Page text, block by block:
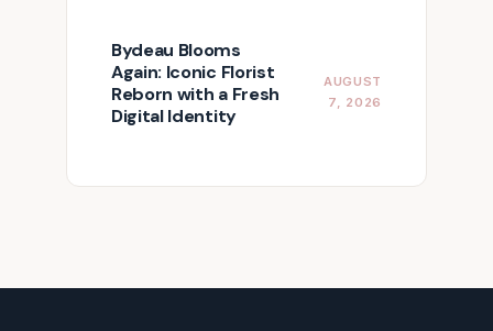
Bydeau Blooms
Again: Iconic Florist
Reborn with a Fresh
Digital Identity
AUGUST
7, 2026